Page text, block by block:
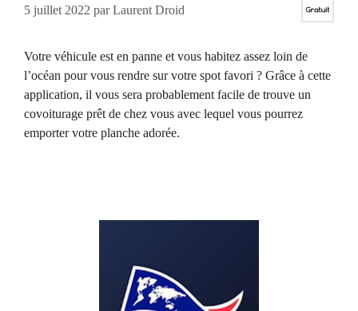
5 juillet 2022 parLaurent Droid
Votre véhicule est en panne et vous habitez assez loin de
l’océan pour vous rendre sur votre spot favori ? Grâce à cette
application, il vous sera probablement facile de trouve un
covoiturage prêt de chez vous avec lequel vous pourrez
emporter votre planche adorée.